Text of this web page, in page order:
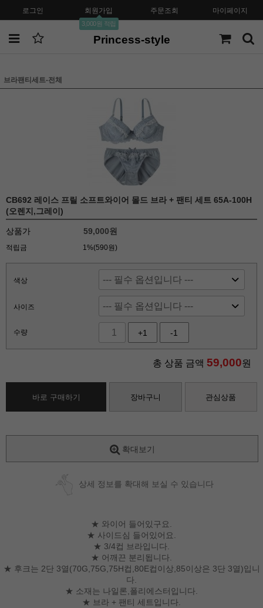
로그인 회원가입
3,000원 적립
주문조회 마이페이지
Princess-style
브라팬티세트-전체
CB692 레이스 프릴 소프트와이어 몰드 브라 + 팬티 세트 65A-100H
(오렌지,그레이)
상품가 59,000원
적립금 1%(590원)
색상
사이즈
수량 +1 -1
총 상품 금액 59,000원
바로 구매하기 장바구니 관심상품
확대보기
상세 정보를 확대해 보실 수 있습니다
★ 와이어 들어있구요.
★ 사이드심 들어있어요.
★ 3/4컵 브라입니다.
★ 어깨끈 분리됩니다.
★ 후크는 2단 3열(70G,75G,75H컵,80E컵이상,85이상은 3단 3열)입니
다.
★ 소재는 나일론,폴리에스터입니다.
★ 브라 + 팬티 세트입니다.